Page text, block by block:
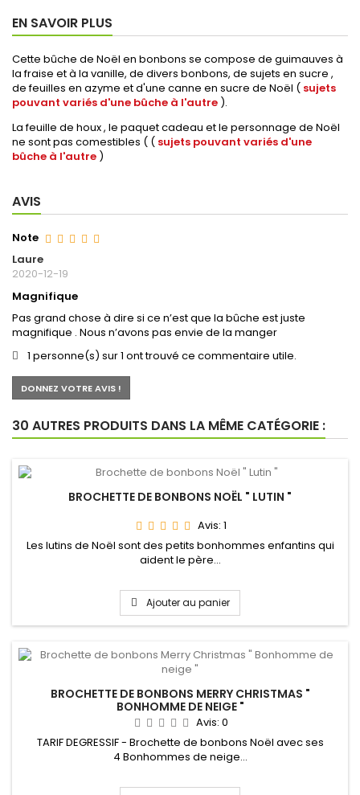
EN SAVOIR PLUS
Cette bûche de Noël en bonbons se compose de guimauves à
la fraise et à la vanille, de divers bonbons, de sujets en sucre ,
de feuilles en azyme et d'une canne en sucre de Noël ( sujets
pouvant variés d'une bûche à l'autre ).
La feuille de houx , le paquet cadeau et le personnage de Noël
ne sont pas comestibles ( ( sujets pouvant variés d'une
bûche à l'autre )
AVIS
Note
Laure
2020-12-19
Magnifique
Pas grand chose à dire si ce n’est que la bûche est juste
magnifique . Nous n’avons pas envie de la manger
1 personne(s) sur 1 ont trouvé ce commentaire utile.
DONNEZ VOTRE AVIS !
30 AUTRES PRODUITS DANS LA MÊME CATÉGORIE :
BROCHETTE DE BONBONS NOËL " LUTIN "
Avis: 1
Les lutins de Noël sont des petits bonhommes enfantins qui
aident le père...
Ajouter au panier
BROCHETTE DE BONBONS MERRY CHRISTMAS "
BONHOMME DE NEIGE "
Avis: 0
TARIF DEGRESSIF - Brochette de bonbons Noël avec ses
4 Bonhommes de neige...